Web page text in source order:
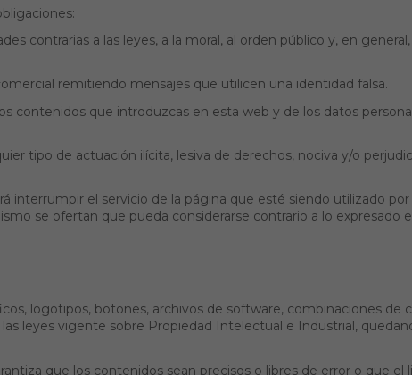
contrarias a las leyes, a la moral, al orden público y, en
remitiendo mensajes que utilicen una identidad falsa.
contenidos que introduzcas en esta web y de los datos
tipo de actuación ilícita, lesiva de derechos, nociva y/o
interrumpir el servicio de la página que esté siendo utilizado
se ofertan que pueda considerarse contrario a lo expresado
logotipos, botones, archivos de software, combinaciones de
leyes vigente sobre Propiedad Intelectual e Industrial,
que los contenidos sean precisos o libres de error o que